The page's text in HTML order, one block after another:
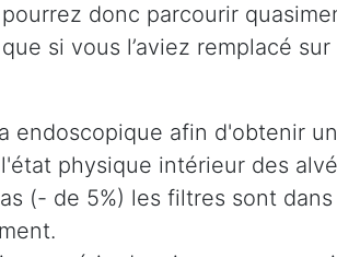
pourrez donc parcourir
que si vous l’aviez remplacé
endoscopique afin d'obtenir
physique intérieur des
(- de 5%) les filtres sont